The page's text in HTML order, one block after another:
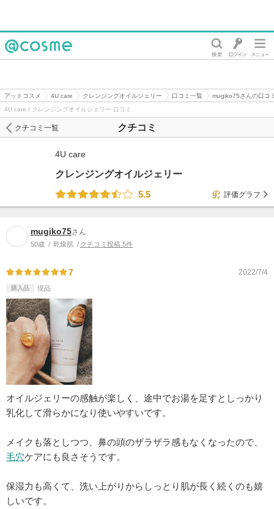
アットコスメ 4U care クレンジングオイルジェリー 口コミ一覧
mugiko75さんの口コ
4U care / クレンジングオイルジェリー 口コミ
クチコミ
クチコミ一覧
4U care
クレンジングオイルジェリー
5.5
評価グラフ
mugiko75さん
50歳 乾燥肌 クチコミ投稿 5件
7 2022/7/4
購入品 現品
オイルジェリーの感触が楽しく、途中でお湯を足すとしっかり
乳化して滑らかになり使いやすいです。
メイクも落としつつ、鼻の頭のザラザラ感もなくなったので、
毛穴ケアにも良さそうです。
保湿力も高くて、洗い上がりからしっとり肌が長く続くのも嬉
しいです。